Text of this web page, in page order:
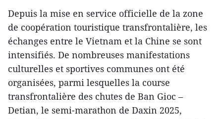
Depuis la mise en service officielle de la zone
de coopération touristique transfrontalière, les
échanges entre le Vietnam et la Chine se sont
intensifiés. De nombreuses manifestations
culturelles et sportives communes ont été
organisées, parmi lesquelles la course
transfrontalière des chutes de Ban Gioc –
Detian, le semi-marathon de Daxin 2025,